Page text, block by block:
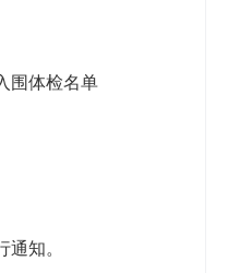
体检名单
知。